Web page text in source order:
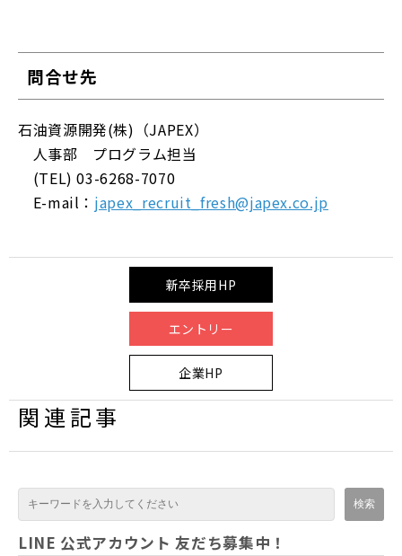
問合せ先
石油資源開発(株)（JAPEX）
人事部 プログラム担当
(TEL) 03-6268-7070
E-mail： japex_recruit_fresh@japex.co.jp
新卒採用HP
エントリー
企業HP
関連記事
LINE 公式アカウント 友だち募集中！